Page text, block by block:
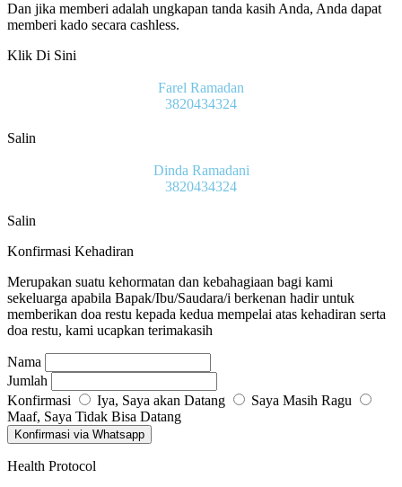
Dan jika memberi adalah ungkapan tanda kasih Anda, Anda dapat
memberi kado secara cashless.
Klik Di Sini
Farel Ramadan
3820434324
Salin
Dinda Ramadani
3820434324
Salin
Konfirmasi Kehadiran
Merupakan suatu kehormatan dan kebahagiaan bagi kami
sekeluarga apabila Bapak/Ibu/Saudara/i berkenan hadir untuk
memberikan doa restu kepada kedua mempelai atas kehadiran serta
doa restu, kami ucapkan terimakasih
Nama
Jumlah
Konfirmasi
Iya, Saya akan Datang
Saya Masih Ragu
Maaf, Saya Tidak Bisa Datang
Konfirmasi via Whatsapp
Health Protocol